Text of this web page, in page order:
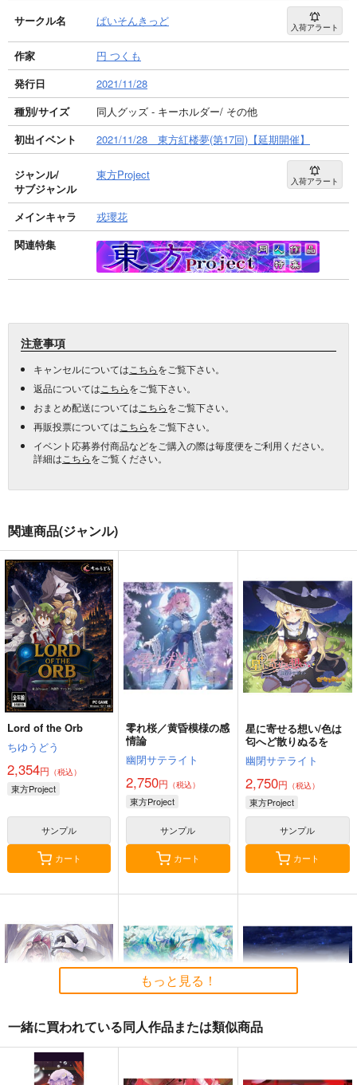
サークル名 ぱいそんきっど 入荷アラート
作家
円 つくも
発行日
2021/11/28
種別/サイズ
同人グッズ - キーホルダー/ その他
初出イベント
2021/11/28 東方紅楼夢(第17回)【延期開催】
ジャンル/
サブジャンル
東方Project 入荷アラート
メインキャラ
戎瓔花
関連特集
注意事項
キャンセルについては こちらをご覧下さい。
返品については こちらをご覧下さい。
おまとめ配送については こちらをご覧下さい。
再販投票については こちらをご覧下さい。
イベント応募券付商品などをご購入の際は毎度便をご利用ください。
詳細は こちらをご覧ください。
関連商品(ジャンル)
Lord of the Orb
ちゆうどう
2,354円 （税込）
東方Project
サンプル
カート
零れ桜／黄昏模様の感
情論
幽閉サテライト
2,750円 （税込）
東方Project
サンプル
カート
星に寄せる想い/色は
匂へど散りぬるを
幽閉サテライト
2,750円 （税込）
東方Project
サンプル
カート
始まりの雨
もっと見る！
一緒に買われている同人作品または類似商品